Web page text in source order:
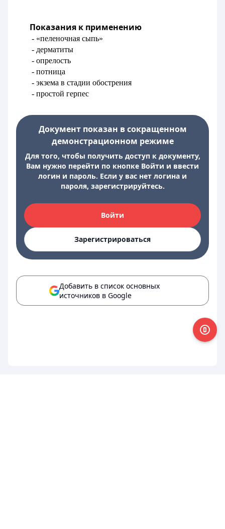
Показания к применению
- «пеленочная сыпь»
- дерматиты
- опрелость
- потница
- экзема в стадии обострения
- простой герпес
Документ показан в сокращенном
демонстрационном режиме
Для того, чтобы получить доступ к документу,
Вам нужно перейти по кнопке Войти и ввести
логин и пароль. Если у вас нет логина и
пароля, зарегистрируйтесь.
Войти
Зарегистрироваться
Добавить в список основных
источников в Google